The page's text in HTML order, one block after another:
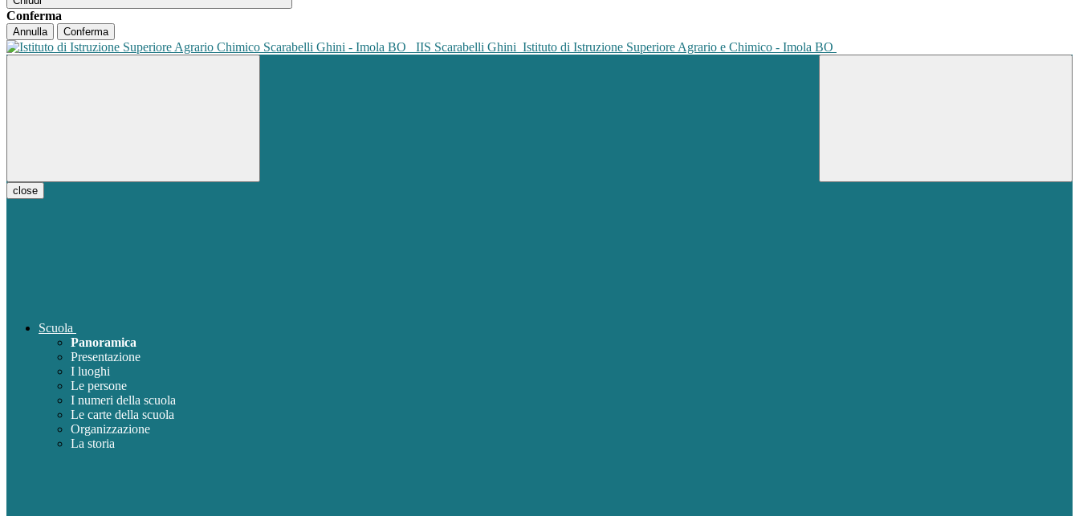
Conferma
Annulla Conferma
IIS Scarabelli Ghini Istituto di Istruzione Superiore Agrario e Chimico - Imola BO
close
Scuola
Panoramica
Presentazione
I luoghi
Le persone
I numeri della scuola
Le carte della scuola
Organizzazione
La storia